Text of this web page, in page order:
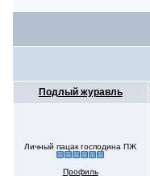
Подлый журавль
Личный пацак господина ПЖ
Профиль